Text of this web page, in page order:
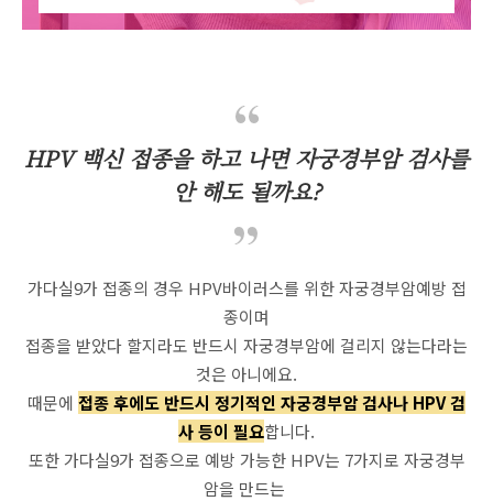
HPV 백신 접종을 하고 나면 자궁경부암 검사를
안 해도 될까요?
가다실9가 접종의 경우 HPV바이러스를 위한 자궁경부암예방 접
종이며
접종을 받았다 할지라도 반드시 자궁경부암에 걸리지 않는다라는
것은 아니에요.
때문에 접종 후에도 반드시 정기적인 자궁경부암 검사나 HPV 검
사 등이 필요합니다.
또한 가다실9가 접종으로 예방 가능한 HPV는 7가지로 자궁경부
암을 만드는